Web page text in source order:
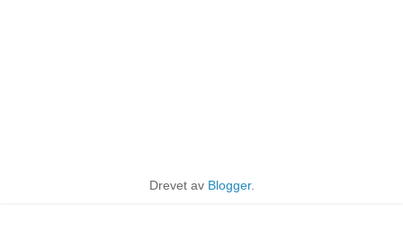
Drevet av Blogger.